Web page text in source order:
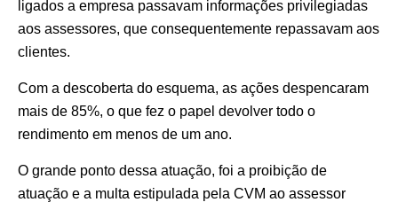
ligados a empresa passavam informações privilegiadas
aos assessores, que consequentemente repassavam aos
clientes.
Com a descoberta do esquema, as ações despencaram
mais de 85%, o que fez o papel devolver todo o
rendimento em menos de um ano.
O grande ponto dessa atuação, foi a proibição de
atuação e a multa estipulada pela CVM ao assessor